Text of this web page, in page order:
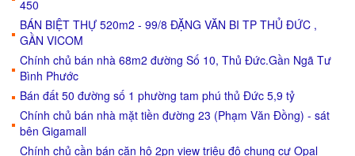
450
BÁN BIỆT THỰ 520m2 - 99/8 ĐẶNG VĂN BI TP THỦ ĐỨC ,
GẦN VICOM
Chính chủ bán nhà 68m2 đường Số 10, Thủ Đức.Gần Ngã Tư
Bình Phước
Bán đất 50 đường số 1 phường tam phú thủ Đức 5,9 tỷ
Chính chủ bán nhà mặt tiền đường 23 (Phạm Văn Đồng) - sát
bên Gigamall
Chính chủ cần bán căn hộ 2pn view triệu đô chung cư Opal